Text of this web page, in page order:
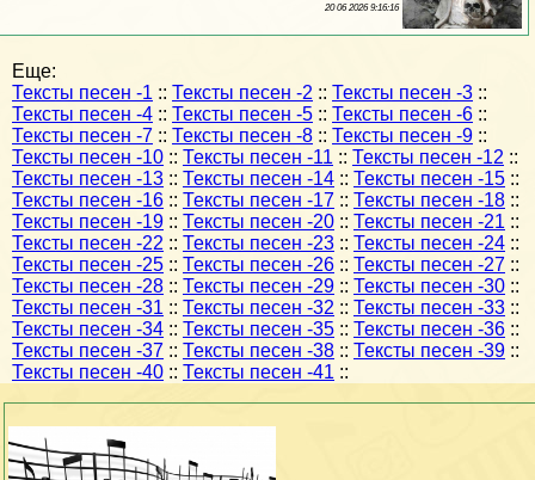
20 06 2026 9:16:16
Еще:
Тексты песен -1 :: Тексты песен -2 :: Тексты песен -3 ::
Тексты песен -4 :: Тексты песен -5 :: Тексты песен -6 ::
Тексты песен -7 :: Тексты песен -8 :: Тексты песен -9 ::
Тексты песен -10 :: Тексты песен -11 :: Тексты песен -12 ::
Тексты песен -13 :: Тексты песен -14 :: Тексты песен -15 ::
Тексты песен -16 :: Тексты песен -17 :: Тексты песен -18 ::
Тексты песен -19 :: Тексты песен -20 :: Тексты песен -21 ::
Тексты песен -22 :: Тексты песен -23 :: Тексты песен -24 ::
Тексты песен -25 :: Тексты песен -26 :: Тексты песен -27 ::
Тексты песен -28 :: Тексты песен -29 :: Тексты песен -30 ::
Тексты песен -31 :: Тексты песен -32 :: Тексты песен -33 ::
Тексты песен -34 :: Тексты песен -35 :: Тексты песен -36 ::
Тексты песен -37 :: Тексты песен -38 :: Тексты песен -39 ::
Тексты песен -40 :: Тексты песен -41 ::